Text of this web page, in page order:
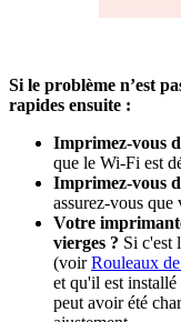
Si le problème n’est
rapides ensuite :
Imprimez-vous
que le Wi-Fi est
Imprimez-vous
assurez-vous que
Votre
vierges ? Si c'est
(voirRouleaux
et qu'il est
peut avoir été